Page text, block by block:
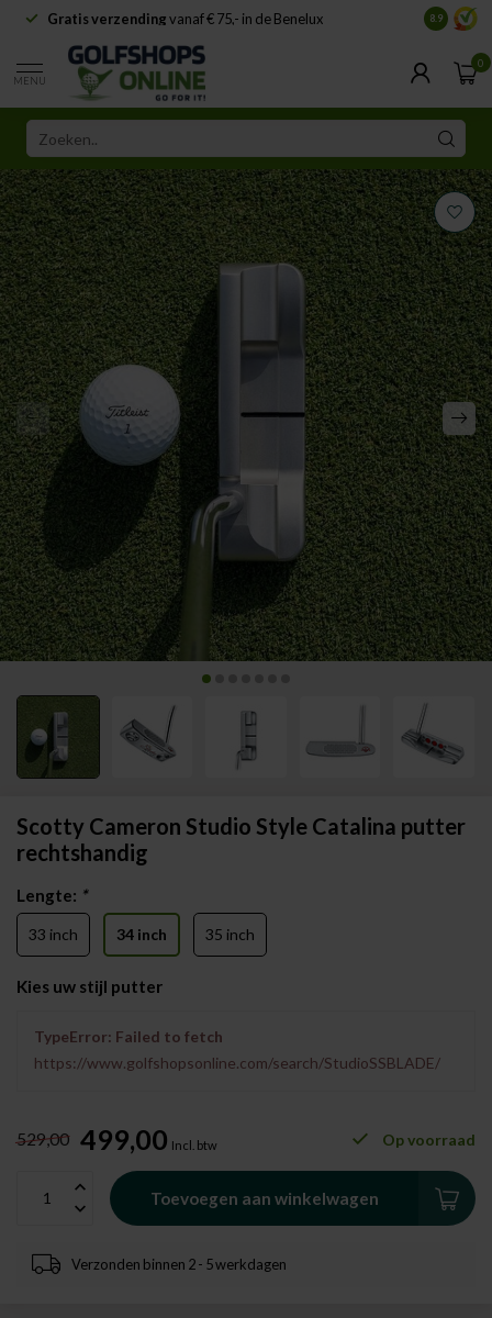
Gratis verzendingvanaf € 75,- in de Benelux 8.9
MENU
0
Scotty Cameron Studio Style Catalina putter
rechtshandig
Lengte: *
33 inch 34 inch 35 inch
Kies uw stijl putter
TypeError: Failed to fetch
https://www.golfshopsonline.com/search/StudioSSBLADE/
529,00 499,00 Incl. btw Op voorraad
Toevoegen aan winkelwagen
Verzonden binnen 2 - 5 werkdagen